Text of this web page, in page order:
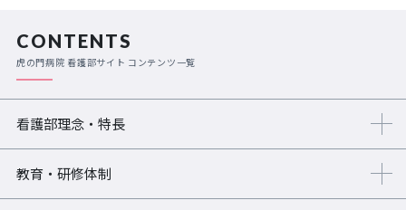
CONTENTS
虎の門病院 看護部サイト コンテンツ一覧
看護部理念・特長
教育・研修体制